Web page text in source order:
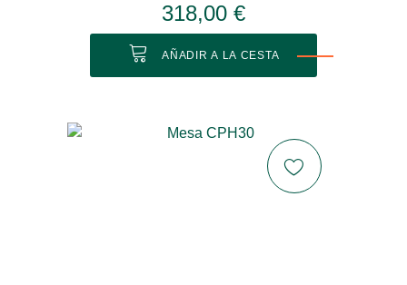
318,00 €
AÑADIR A LA CESTA